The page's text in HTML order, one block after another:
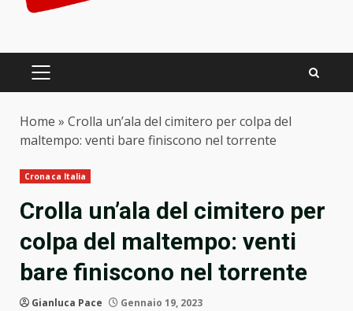
PRIMARY
Home » Crolla un’ala del cimitero per colpa del
maltempo: venti bare finiscono nel torrente
Cronaca Italia
Crolla un’ala del cimitero per
colpa del maltempo: venti
bare finiscono nel torrente
Gianluca Pace Gennaio 19, 2023